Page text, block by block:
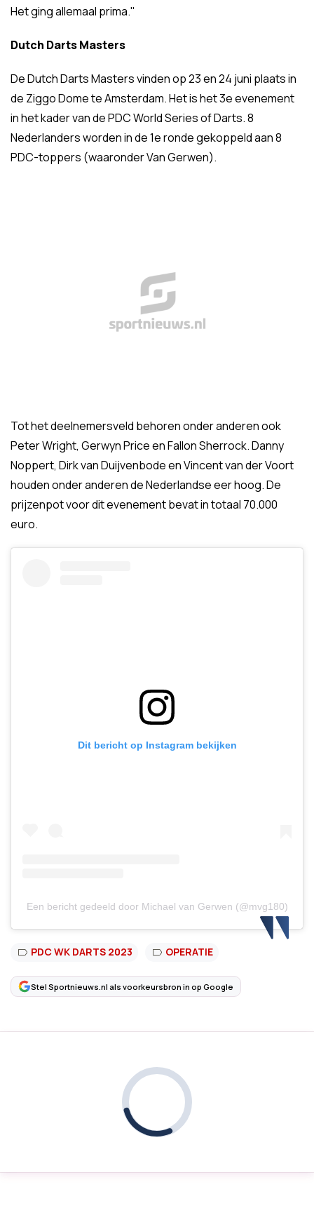
Het ging allemaal prima."
Dutch Darts Masters
De Dutch Darts Masters vinden op 23 en 24 juni plaats in
de Ziggo Dome te Amsterdam. Het is het 3e evenement
in het kader van de PDC World Series of Darts. 8
Nederlanders worden in de 1e ronde gekoppeld aan 8
PDC-toppers (waaronder Van Gerwen).
Tot het deelnemersveld behoren onder anderen ook
Peter Wright, Gerwyn Price en Fallon Sherrock. Danny
Noppert, Dirk van Duijvenbode en Vincent van der Voort
houden onder anderen de Nederlandse eer hoog. De
prijzenpot voor dit evenement bevat in totaal 70.000
euro.
Dit bericht op Instagram bekijken
Een bericht gedeeld door Michael van Gerwen (@mvg180)
PDC WK DARTS 2023 OPERATIE
Stel Sportnieuws.nl als voorkeursbron in op Google